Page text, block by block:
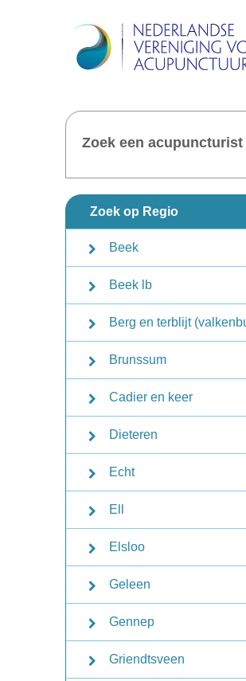
Zoek een acupuncturist
Zoek op Regio
Beek
Beek lb
Berg en terblijt
Brunssum
Cadier en keer
Dieteren
Echt
Ell
Elsloo
Geleen
Gennep
Griendtsveen